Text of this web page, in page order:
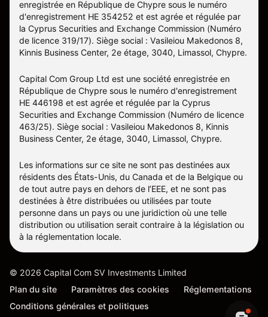
enregistrée en République de Chypre sous le numéro
d'enregistrement HE 354252 et est agrée et régulée par
la Cyprus Securities and Exchange Commission (Numéro
de licence 319/17). Siège social : Vasileiou Makedonos 8,
Kinnis Business Center, 2e étage, 3040, Limassol, Chypre.
Capital Com Group Ltd est une société enregistrée en
République de Chypre sous le numéro d'enregistrement
ΗΕ 446198 et est agrée et régulée par la Cyprus
Securities and Exchange Commission (Numéro de licence
463/25). Siège social : Vasileiou Makedonos 8, Kinnis
Business Center, 2e étage, 3040, Limassol, Chypre.
Les informations sur ce site ne sont pas destinées aux
résidents des États-Unis, du Canada et de la Belgique ou
de tout autre pays en dehors de l’EEE, et ne sont pas
destinées à être distribuées ou utilisées par toute
personne dans un pays ou une juridiction où une telle
distribution ou utilisation serait contraire à la législation ou
à la réglementation locale.
© 2026 Capital Com SV Investments Limited
Plan du site
Paramètres des cookies
Réglementations
Conditions générales et politiques